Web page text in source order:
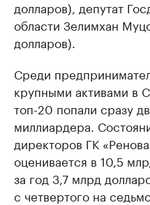
долларов), депутат
области Зелимхан
долларов).
Среди
крупными активами в
топ-20 попали сразу
миллиардера.
директоров ГК
оценивается в 10,5
за год 3,7 млрд
с четвертого на